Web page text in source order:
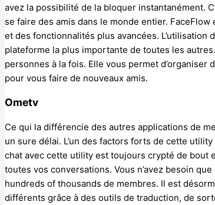
avez la possibilité de la bloquer instantanément.
se faire des amis dans le monde entier.
et des fonctionnalités plus avancées.
plateforme la plus importante de toutes les
personnes à la fois. Elle vous permet d’organiser
pour vous faire de nouveaux amis.
Ometv
Ce qui la différencie des autres applications de
un sure délai. L’un des factors forts de cette
chat avec cette utility est toujours crypté de bout
toutes vos conversations. Vous n’avez besoin
hundreds of thousands de membres. Il est
différents grâce à des outils de traduction, de